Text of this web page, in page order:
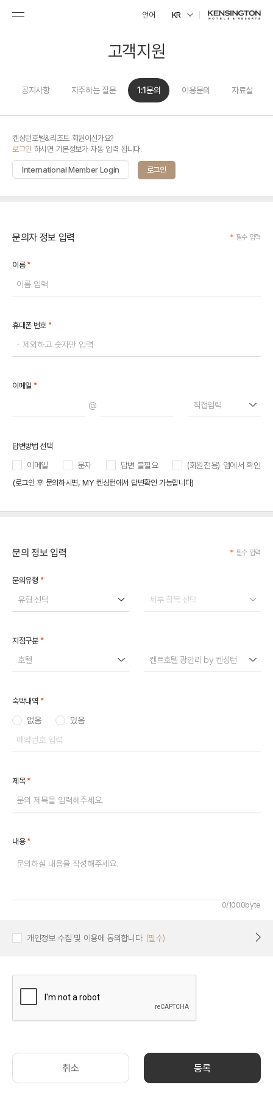
언어 KR
고객지원
공지사항 자주하는 질문 1:1문의 이용문의 자료실
켄싱턴호텔&리조트 회원이신가요?
로그인 하시면 기본정보가 자동 입력 됩니다.
International Member Login 로그인
문의자 정보 입력 * 필수 입력
이름*
휴대폰 번호*
이메일 *
@ 직접입력
답변방법 선택
이메일 문자 답변 불필요 (회원전용) 앱에서 확인
(로그인 후 문의하시면, MY 켄싱턴에서 답변확인 가능합니다)
문의 정보 입력 * 필수 입력
문의유형 *
유형 선택 세부 항목 선택
지점구분 *
호텔 켄트호텔 광안리 by 켄싱턴
숙박내역 *
없음 있음
제목*
내용*
0/1000byte
개인정보 수집 및 이용에 동의합니다. (필수)
취소